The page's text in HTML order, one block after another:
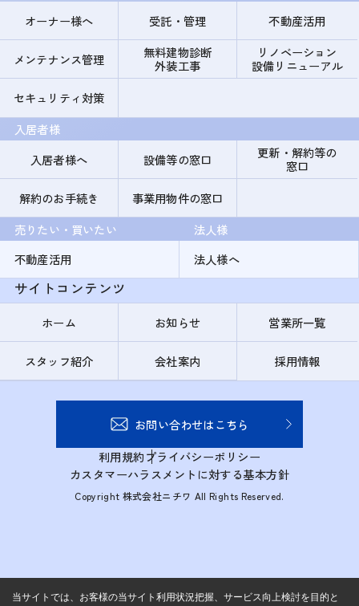
オーナー様へ
受託・管理 不動産活用
メンテナンス管理
無料建物診断
外装工事
リノベーション
設備リニューアル
セキュリティ対策
入居者様
入居者様へ
設備等の窓口
更新・解約等の
窓口
解約のお手続き
事業用物件の窓口
売りたい・買いたい
不動産活用
法人様
法人様へ
サイトコンテンツ
ホーム お知らせ 営業所一覧
スタッフ紹介 会社案内 採用情報
お問い合わせはこちら
利用規約プライバシーポリシー
カスタマーハラスメントに対する基本方針
Copyright 株式会社ニチワ All Rights Reserved.
当サイトでは、お客様の当サイト利用状況把握、サービス向上検討を目的と